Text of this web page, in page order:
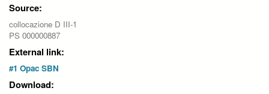
Source:
collocazione D III-1
PS 000000887
External link:
#1 Opac SBN
Download: